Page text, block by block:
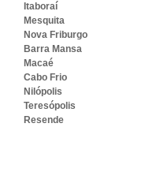
Itaboraí
Mesquita
Nova Friburgo
Barra Mansa
Macaé
Cabo Frio
Nilópolis
Teresópolis
Resende